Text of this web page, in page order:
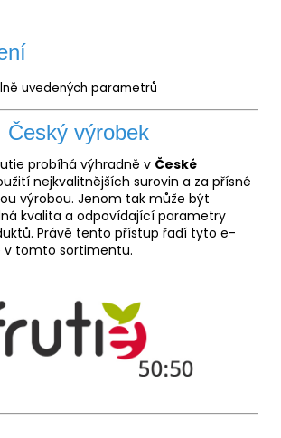
uvedených parametrů
Český výrobek
probíhá výhradně v České
nejkvalitnějších surovin a za přísné
výrobou. Jenom tak může být
kvalita a odpovídající parametry
Právě tento přístup řadí tyto e-
v tomto sortimentu.